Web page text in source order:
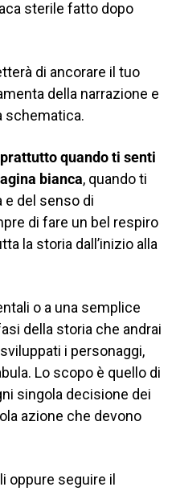
sterile fatto dopo
di ancorare il tuo
della narrazione e
schematica.
quando ti senti
bianca, quando ti
e del senso di
di fare un bel respiro
la storia dall’inizio alla
o a una semplice
della storia che andrai
i personaggi,
Lo scopo è quello di
singola decisione dei
azione che devono
oppure seguire il